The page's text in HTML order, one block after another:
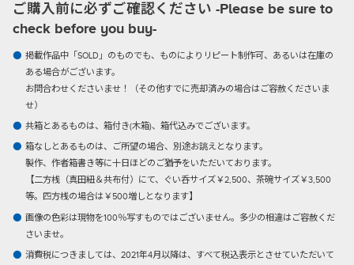
ご購入前に必ずご確認ください -Please be sure to
check before you buy-
掲載作品中「SOLD」のものでも、ものによりリピート制作可、あるいは在庫の
ある場合がございます。
お問合わせくださいませ！（その他すでに売却済みの場合はご容赦くださいま
せ）
共箱とあるものは、箱付き(木箱)、箱代込みでございます。
箱なしとあるものは、ご所望の場合、別途お誂えとなります。
製作、作者箱書き等に十日ほどのご猶予をいただいております。
【二方桟（真田紐＆共布付）にて、ぐい呑サイズ￥2,500、茶碗サイズ￥3,500
等。四方桟の場合は￥500増しとなります】
画像の色彩は現物を100％写すものではございません。多少の相違はご容赦くだ
さいませ。
消費税につきましては、2021年4月以降は、すべて税込表示とさせていただいて